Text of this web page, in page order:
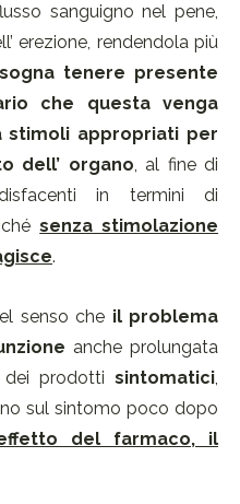
sanguigno nel pene,
erezione, rendendola più
tenere presente
che questa venga
stimoli appropriati per
dell’ organo, al fine di
in termini di
senza stimolazione
.
senso che il problema
anche prolungata
prodotti sintomatici,
sul sintomo poco dopo
del farmaco, il